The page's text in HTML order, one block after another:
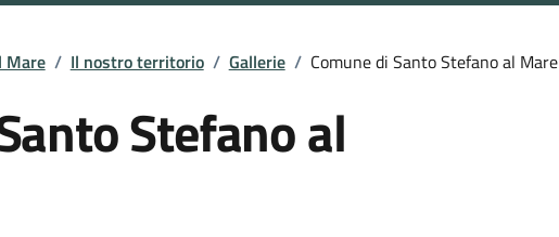
Mare / Il nostro territorio / Gallerie / Comune di Santo Stefano al Mare
Stefano al